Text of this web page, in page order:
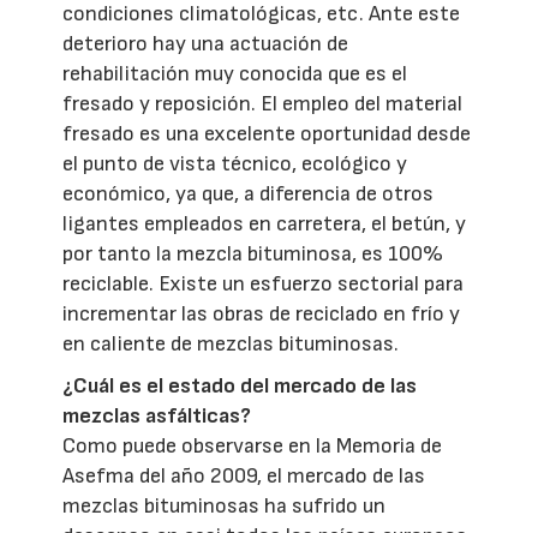
condiciones climatológicas, etc. Ante este
deterioro hay una actuación de
rehabilitación muy conocida que es el
fresado y reposición. El empleo del material
fresado es una excelente oportunidad desde
el punto de vista técnico, ecológico y
económico, ya que, a diferencia de otros
ligantes empleados en carretera, el betún, y
por tanto la mezcla bituminosa, es 100%
reciclable. Existe un esfuerzo sectorial para
incrementar las obras de reciclado en frío y
en caliente de mezclas bituminosas.
¿Cuál es el estado del mercado de las
mezclas asfálticas?
Como puede observarse en la Memoria de
Asefma del año 2009, el mercado de las
mezclas bituminosas ha sufrido un